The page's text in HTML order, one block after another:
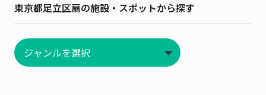
東京都足立区扇の施設・スポットから探す